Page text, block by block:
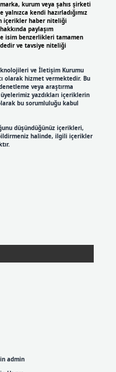
kurum veya şahıs şirketi
kendi hazırladığımız
içerikler haber niteliği
paylaşım
isim benzerlikleri tamamen
ve tavsiye niteliği
ve İletişim Kurumu
olarak hizmet vermektedir. Bu
veya araştırma
yazdıkları içeriklerin
bu sorumluluğu kabul
düşündüğünüz içerikleri,
halinde, ilgili içerikler
admin